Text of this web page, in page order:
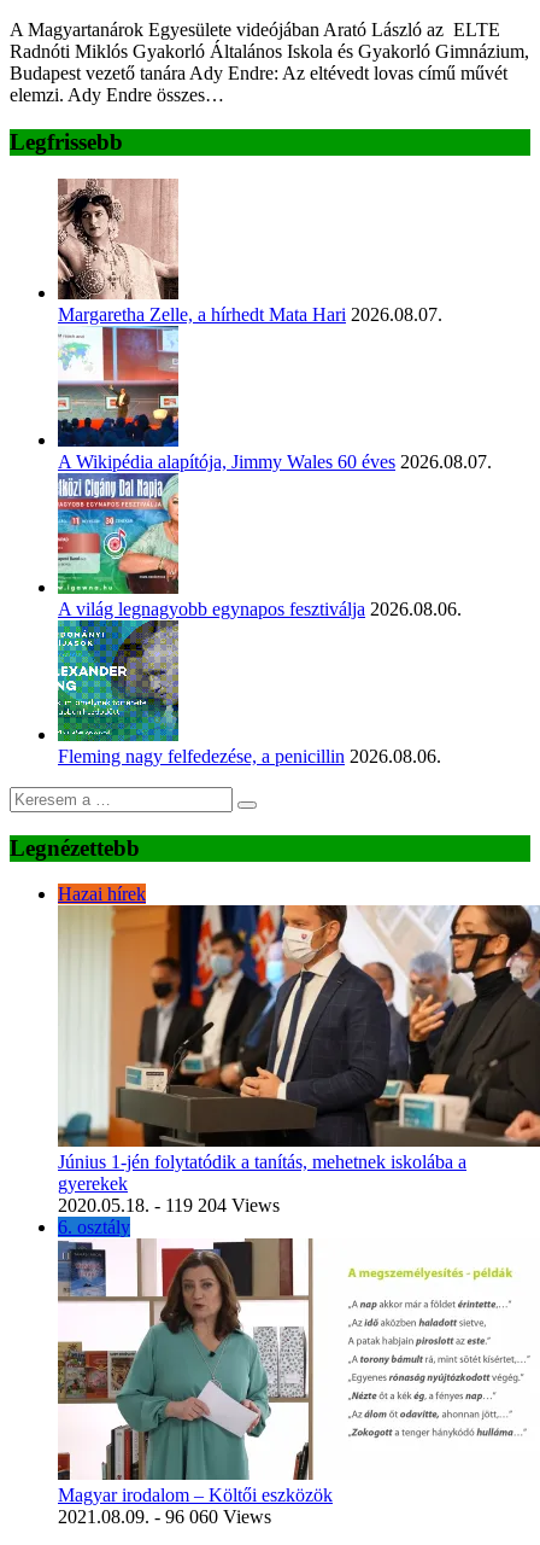
A Magyartanárok Egyesülete videójában Arató László az ELTE
Radnóti Miklós Gyakorló Általános Iskola és Gyakorló Gimnázium,
Budapest vezető tanára Ady Endre: Az eltévedt lovas című művét
elemzi. Ady Endre összes…
Legfrissebb
Margaretha Zelle, a hírhedt Mata Hari 2026.08.07.
A Wikipédia alapítója, Jimmy Wales 60 éves 2026.08.07.
A világ legnagyobb egynapos fesztiválja 2026.08.06.
Fleming nagy felfedezése, a penicillin 2026.08.06.
Legnézettebb
Hazai hírek
Június 1-jén folytatódik a tanítás, mehetnek iskolába a
gyerekek
2020.05.18. - 119 204 Views
6. osztály
Magyar irodalom – Költői eszközök
2021.08.09. - 96 060 Views